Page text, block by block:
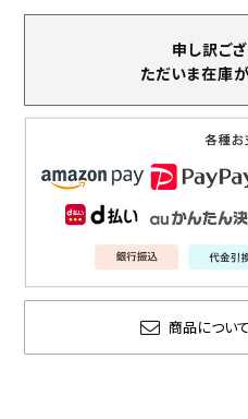
申し訳ござ
ただいま在庫
商品につい